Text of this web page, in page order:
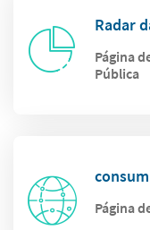
Radar
Página
Pública
Página